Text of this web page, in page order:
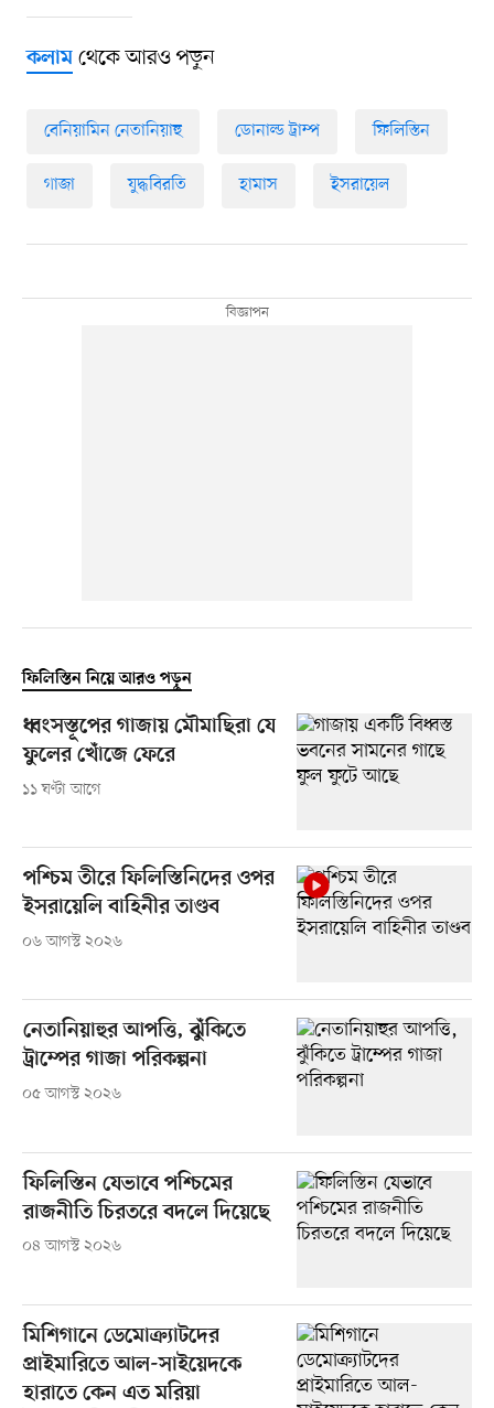
কলামথেকে আরও পড়ুন
বেনিয়ামিন নেতানিয়াহু ডোনাল্ড ট্রাম্প ফিলিস্তিন
গাজা যুদ্ধবিরতি হামাস ইসরায়েল
ফিলিস্তিন নিয়ে আরও পড়ুন
ধ্বংসস্তূপের গাজায় মৌমাছিরা যে
ফুলের খোঁজে ফেরে
১১ ঘণ্টা আগে
পশ্চিম তীরে ফিলিস্তিনিদের ওপর
ইসরায়েলি বাহিনীর তাণ্ডব
০৬ আগস্ট ২০২৬
নেতানিয়াহুর আপত্তি, ঝুঁকিতে
ট্রাম্পের গাজা পরিকল্পনা
০৫ আগস্ট ২০২৬
ফিলিস্তিন যেভাবে পশ্চিমের
রাজনীতি চিরতরে বদলে দিয়েছে
০৪ আগস্ট ২০২৬
মিশিগানে ডেমোক্র্যাটদের
প্রাইমারিতে আল-সাইয়েদকে
হারাতে কেন এত মরিয়া